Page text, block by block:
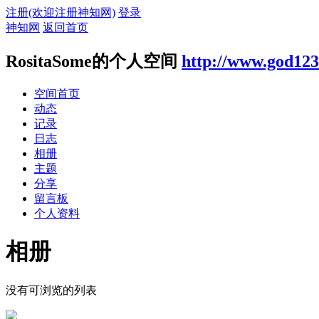
注册(欢迎注册神知网) 登录
神知网 返回首页
RositaSome的个人空间 http://
空间首页
动态
记录
日志
相册
主题
分享
留言板
个人资料
相册
没有可浏览的列表